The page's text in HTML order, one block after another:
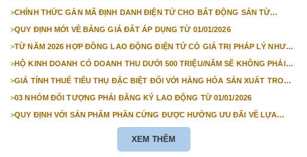
>CHÍNH THỨC GẮN MÃ ĐỊNH DANH ĐIỆN TỬ CHO BẤT ĐỘNG SẢN TỪ
>QUY ĐỊNH MỚI VỀ BẢNG GIÁ ĐẤT ÁP DỤNG TỪ 01/01/2026
>TỪ NĂM 2026 HỢP ĐỒNG LAO ĐỘNG ĐIỆN TỬ CÓ GIÁ TRỊ PHÁP LÝ NHƯ
>HỘ KINH DOANH CÓ DOANH THU DƯỚI 500 TRIỆU/NĂM SẼ KHÔNG PHẢI
>GIÁ TÍNH THUẾ TIÊU THỤ ĐẶC BIỆT ĐỐI VỚI HÀNG HÓA SẢN XUẤT TRONG
>03 NHÓM ĐỐI TƯỢNG PHẢI ĐĂNG KÝ LAO ĐỘNG TỪ 01/01/2026
>QUY ĐỊNH VỚI SẢN PHẨM PHẦN CỨNG ĐƯỢC HƯỞNG ƯU ĐÃI VỀ LỰA
XEM THÊM